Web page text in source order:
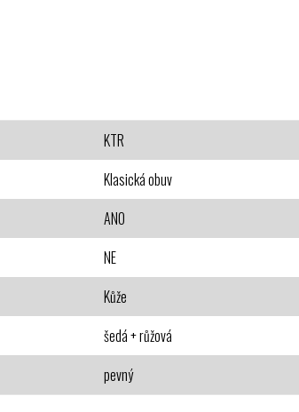
KTR
Klasická obuv
ANO
NE
Kůže
šedá + růžová
pevný